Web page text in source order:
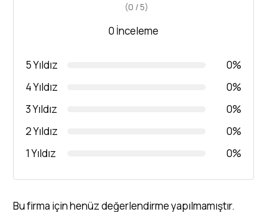
(0 / 5)
0 İnceleme
5 Yıldız
0%
4 Yıldız
0%
3 Yıldız
0%
2 Yıldız
0%
1 Yıldız
0%
Bu firma için henüz değerlendirme yapılmamıştır.